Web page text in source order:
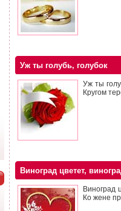
Уж ты голубь, голубок
Уж ты
Кругом
Виноград цветет,
Виноград
Ко жене